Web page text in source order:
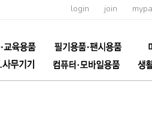
login join